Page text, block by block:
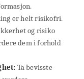
er helt risikofri.
og risiko
dem i forhold
Ta bevisste